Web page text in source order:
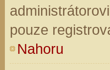
pouze
Nahoru